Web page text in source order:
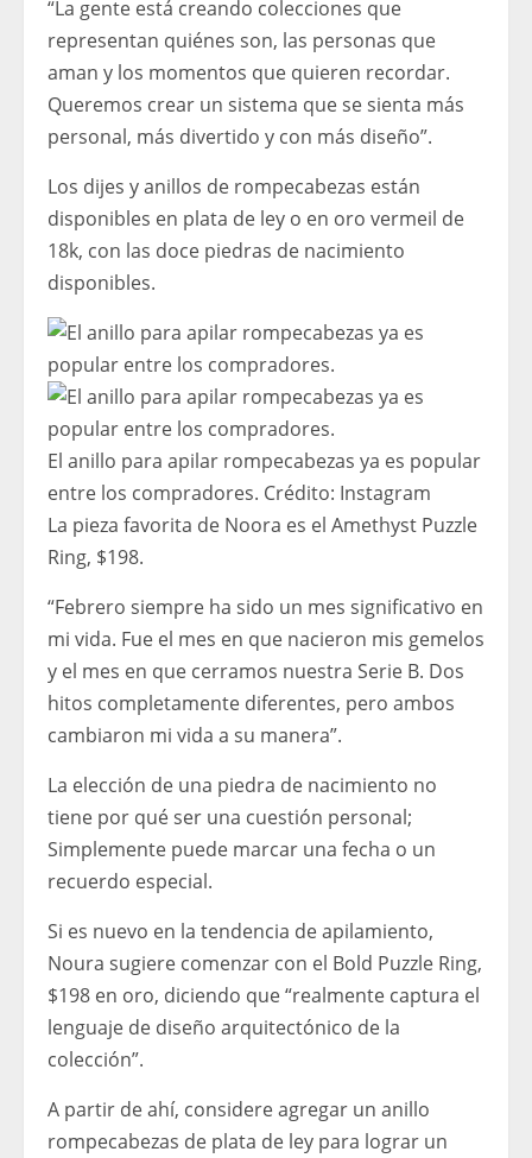
“La gente está creando colecciones que
representan quiénes son, las personas que
aman y los momentos que quieren recordar.
Queremos crear un sistema que se sienta más
personal, más divertido y con más diseño”.
Los dijes y anillos de rompecabezas están
disponibles en plata de ley o en oro vermeil de
18k, con las doce piedras de nacimiento
disponibles.
El anillo para apilar rompecabezas ya es popular
entre los compradores. Crédito: Instagram
La pieza favorita de Noora es el Amethyst Puzzle
Ring, $198.
“Febrero siempre ha sido un mes significativo en
mi vida. Fue el mes en que nacieron mis gemelos
y el mes en que cerramos nuestra Serie B. Dos
hitos completamente diferentes, pero ambos
cambiaron mi vida a su manera”.
La elección de una piedra de nacimiento no
tiene por qué ser una cuestión personal;
Simplemente puede marcar una fecha o un
recuerdo especial.
Si es nuevo en la tendencia de apilamiento,
Noura sugiere comenzar con el Bold Puzzle Ring,
$198 en oro, diciendo que “realmente captura el
lenguaje de diseño arquitectónico de la
colección”.
A partir de ahí, considere agregar un anillo
rompecabezas de plata de ley para lograr un